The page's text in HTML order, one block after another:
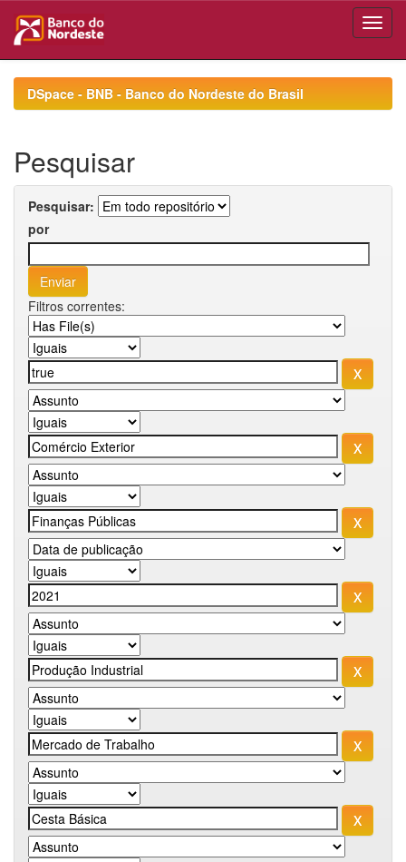
navigationDSpace - BNB - Banco do Nordeste do Brasil
Pesquisar
Pesquisar:
por
Filtros correntes: